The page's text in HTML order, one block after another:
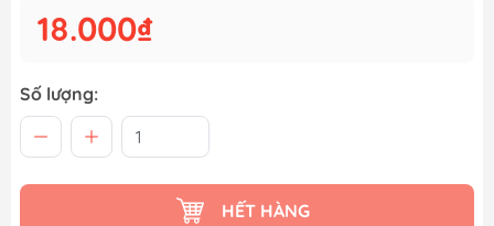
18.000₫
Số lượng:
HẾT HÀNG